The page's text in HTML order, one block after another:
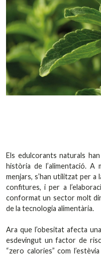
Els edulcorants naturals
història de l’alimentació.
menjars, s’han utilitzat per a
confitures, i per a
conformat un sector molt
de la tecnologia alimentària.
Ara que l’obesitat afecta
esdevingut un factor de risc
“zero calories” com